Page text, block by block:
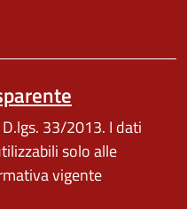
33/2013. I dati
solo alle
vigente